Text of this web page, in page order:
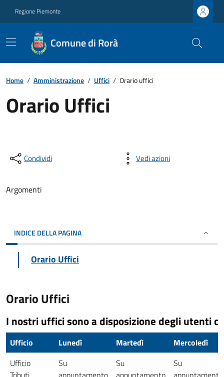
Regione Piemonte
Comune di Rorà
Home / Amministrazione / Uffici / Orario uffici
Orario Uffici
Condividi Vedi azioni
Argomenti
INDICE DELLA PAGINA
Orario Uffici
Orario Uffici
I nostri uffici sono a disposizione degli utenti
Ufficio Lunedì Martedì
Mercoledì
Ufficio
Su
Su
Su